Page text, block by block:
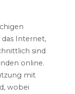
Internet,
sind
online.
mit
wobei